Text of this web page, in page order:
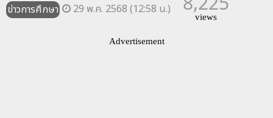
ข่าวการศึกษา 29 พ.ค. 2568 (12:58 น.)
views
Advertisement